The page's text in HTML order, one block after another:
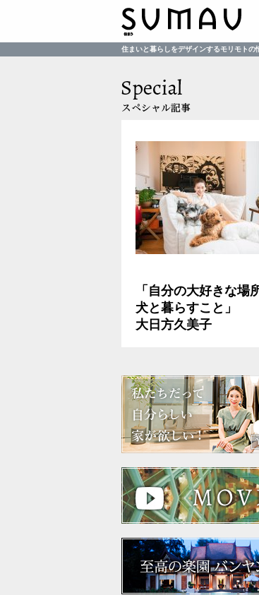
住まいと暮らしをデザインするモリモト
「自分の大好きな場
犬と暮らすこと」
大日方久美子